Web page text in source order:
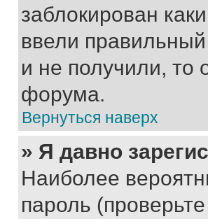
заблокирован
ввели
и не получили, то
форума.
Вернуться наверх
» Я давно
Наиболее
пароль